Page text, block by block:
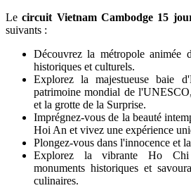
Lecircuit Vietnam Cambodge 15
suivants :
Découvrez la métropole animée
historiques et culturels.
Explorez la majestueuse baie
patrimoine mondial de
et la grotte de la Surprise.
Imprégnez-vous de la beauté
Hoi An et vivez une expérience
Plongez-vous dans l'innocence et
Explorez la vibrante Ho Chi
monuments historiques et
culinaires.